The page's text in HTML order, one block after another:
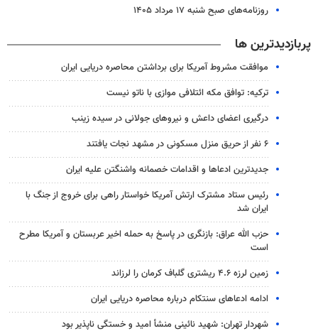
روزنامه‌های صبح شنبه ۱۷ مرداد ۱۴۰۵
پربازدیدترین ها
موافقت مشروط آمریکا برای برداشتن محاصره دریایی ایران
ترکیه: توافق مکه ائتلافی موازی با ناتو نیست
درگیری اعضای داعش و نیروهای جولانی در سیده زینب
۶ نفر از حریق منزل مسکونی در مشهد نجات یافتند
جدیدترین ادعاها و اقدامات خصمانه واشنگتن علیه ایران
رئیس ستاد مشترک ارتش آمریکا خواستار راهی برای خروج از جنگ با
ایران شد
حزب الله عراق: بازنگری در پاسخ به حمله اخیر عربستان و آمریکا مطرح
است
زمین لرزه ۴.۶ ریشتری گلباف کرمان را لرزاند
ادامه ادعاهای سنتکام درباره محاصره دریایی ایران
شهردار تهران: شهید نائینی منشأ امید و خستگی‌ ناپذیر بود